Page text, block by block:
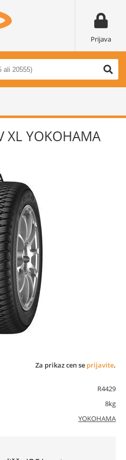
Prijava
XL YOKOHAMA
Za prikaz cen se prijavite.
R4429
8kg
YOKOHAMA